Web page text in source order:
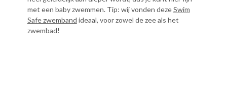
met een baby zwemmen. Tip: wij vonden dezeSwim
Safe zwemband ideaal, voor zowel de zee als het
zwembad!